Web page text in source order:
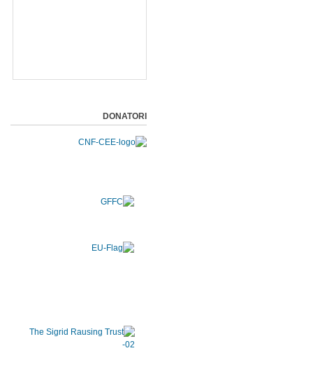
DONATORI